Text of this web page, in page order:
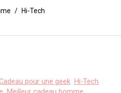
Hi-Tech
pour une geek Hi-Tech